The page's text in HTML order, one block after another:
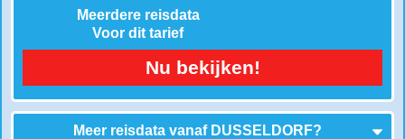
Meerdere reisdata
Voor dit tarief
Nu bekijken!
Meer reisdata vanaf DUSSELDORF?